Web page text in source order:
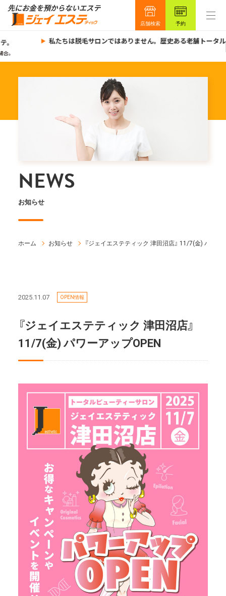
店舗検索 予約
。
。
私たちは脱毛サロンではありません。歴史ある老舗トータル
NEWS
お知らせ
ホーム お知らせ 『ジェイエステティック 津田沼店』 11/7(金) パワー
2025.11.07 OPEN情報
『ジェイエステティック 津田沼店』
11/7(金) パワーアップOPEN